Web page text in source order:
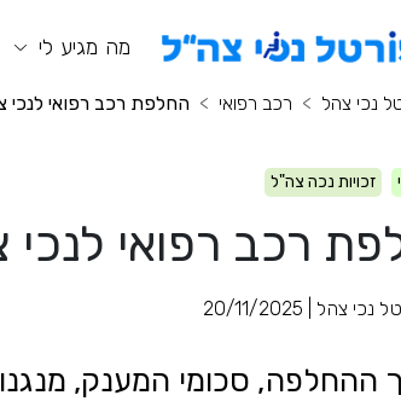
מה מגיע לי
נכי צהל
רכב רפואי החלפת רכב רפואי
זכויות נכה צה"ל
רכב רפואי
צהל | 20/11/2025
ההחלפה, סכומי המענק,
תוכן מרכזי מנוע